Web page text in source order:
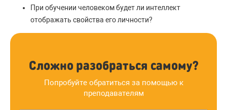
При обучении человеком будет ли интеллект
отображать свойства его личности?
Сложно разобраться самому?
Попробуйте обратиться за помощью к
преподавателям